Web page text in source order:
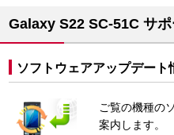
Galaxy S22 SC-51C サ
ソフトウェアアップデート
ご覧の機種の
案内します。